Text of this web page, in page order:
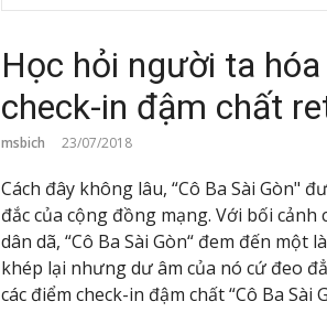
Học hỏi người ta
check-in đậm chất
msbich 23/07/2018
Cách đây không lâu, “Cô Ba Sài Gòn"
đắc của cộng đồng mạng. Với bối
dân dã, “Cô Ba Sài Gòn“ đem đến
khép lại nhưng dư âm của nó cứ đeo
các điểm check-in đậm chất “Cô Ba